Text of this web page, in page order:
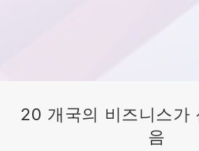
20 개국의 비즈니스가
음